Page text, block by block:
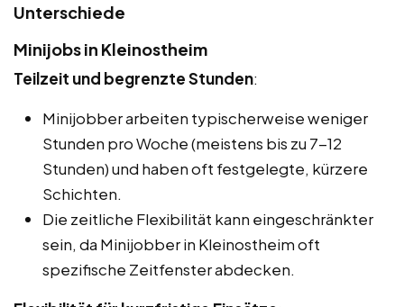
Unterschiede
Minijobs in Kleinostheim
Teilzeit und begrenzte Stunden:
Minijobber arbeiten typischerweise weniger
Stunden pro Woche (meistens bis zu 7-12
Stunden) und haben oft festgelegte, kürzere
Schichten.
Die zeitliche Flexibilität kann eingeschränkter
sein, da Minijobber in Kleinostheim oft
spezifische Zeitfenster abdecken.